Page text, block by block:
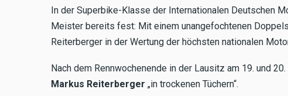
In der Superbike-Klasse der Internationalen Deutschen
Meister bereits fest: Mit einem unangefochtenen
Reiterberger in der Wertung der höchsten nationalen
Nach dem Rennwochenende in der Lausitz am 19. und
Markus Reiterberger „in trockenen Tüchern“.